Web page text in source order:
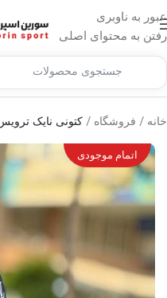
عبور به ناوبری
رفتن به محتوای اصلی
خانه / فروشگاه / کتونی نایک ترویس
اتمام موجودی